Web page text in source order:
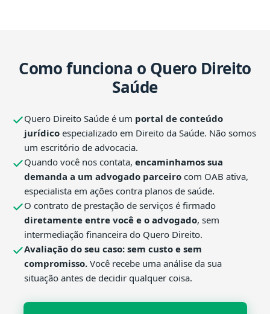
Como funciona o Quero Direito
Saúde
Quero Direito Saúde é um portal de conteúdo
jurídico especializado em Direito da Saúde. Não somos
um escritório de advocacia.
Quando você nos contata, encaminhamos sua
demanda a um advogado parceiro com OAB ativa,
especialista em ações contra planos de saúde.
O contrato de prestação de serviços é firmado
diretamente entre você e o advogado, sem
intermediação financeira do Quero Direito.
Avaliação do seu caso: sem custo e sem
compromisso. Você recebe uma análise da sua
situação antes de decidir qualquer coisa.